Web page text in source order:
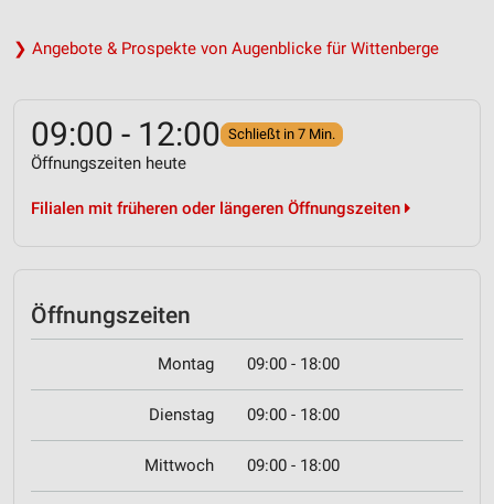
❯ Angebote & Prospekte von Augenblicke für Wittenberge
09:00 - 12:00 Schließt in 7 Min.
Öffnungszeiten heute
Filialen mit früheren oder längeren Öffnungszeiten
Öffnungszeiten
Montag 09:00 - 18:00
Dienstag 09:00 - 18:00
Mittwoch 09:00 - 18:00